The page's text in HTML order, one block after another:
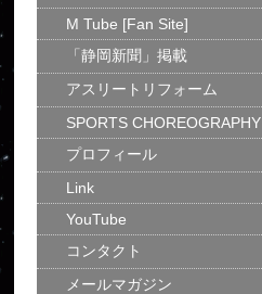
M Tube [Fan Site]
「静岡新聞」掲載
アスリートリフォーム
SPORTS CHOREOGRAPHY
プロフィール
Link
YouTube
コンタクト
メールマガジン